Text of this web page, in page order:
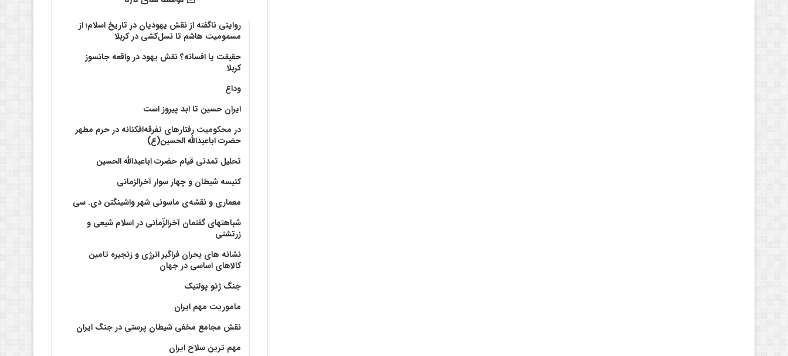
روایتی ناگفته از نقش یهودیان در تاریخ اسلام؛ از
مسمومیت هاشم تا نسل‌کشی در کربلا
حقیقت یا افسانه؟‌ نقش یهود در واقعه جانسوز
کربلا
وداع
ایران حسین تا ابد پیروز است
در محکومیت رفتارهای تفرقه‌افکنانه در حرم مطهر
حضرت اباعبدالله الحسین(ع)
تحلیل تمدنی قیام حضرت اباعبدالله الحسین
کنیسه شیطان و چهار سوار آخرالزمانی
معماری و نقشه‌ی ماسونی شهر واشينگتن دی. سی
شباهتهای گفتمان آخر‌الزّمانی در اسلام شیعی و
زرتشتی
نشانه های بحران فراگیر انرژی و زنجیره تامین
کالاهای اساسی در جهان
جنگ ژئو پولتیک
ماموریت مهم ایران
نقش مجامع مخفی شیطان پرستی در جنگ ایران
مهم ترین سلاح ایران